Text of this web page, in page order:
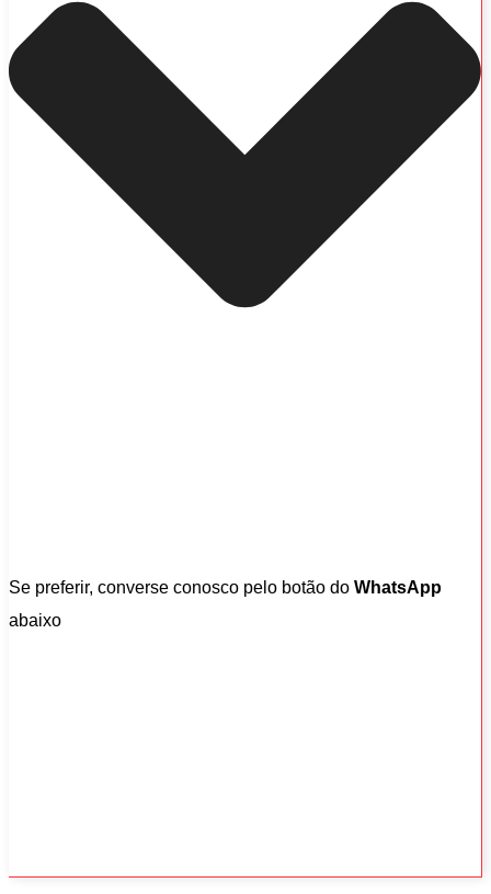
Se preferir, converse conosco pelo botão do WhatsApp
abaixo